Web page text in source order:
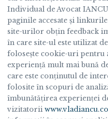
Individual de Avocat
paginile accesate și
site-urilor obṭin feedback
în care site-ul este utilizat
folosește cookie-uri
experienṭă mult mai bună
care este conṭinutul de
folosite în scopuri de
îmbunătăṭirea experienṭei
vizitatorii